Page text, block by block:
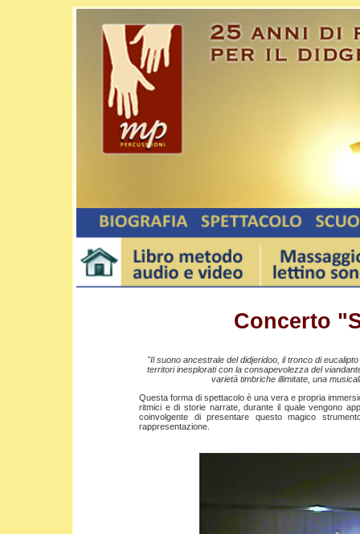
Concerto
"Il suono ancestrale del didjeridoo, il tronco di
territori inesplorati con la consapevolezza del
varietà timbriche illimitate, una
Questa forma di spettacolo è una vera e propria
ritmici e di storie narrate, durante il quale vengono
coinvolgente di presentare questo magico
rappresentazione.